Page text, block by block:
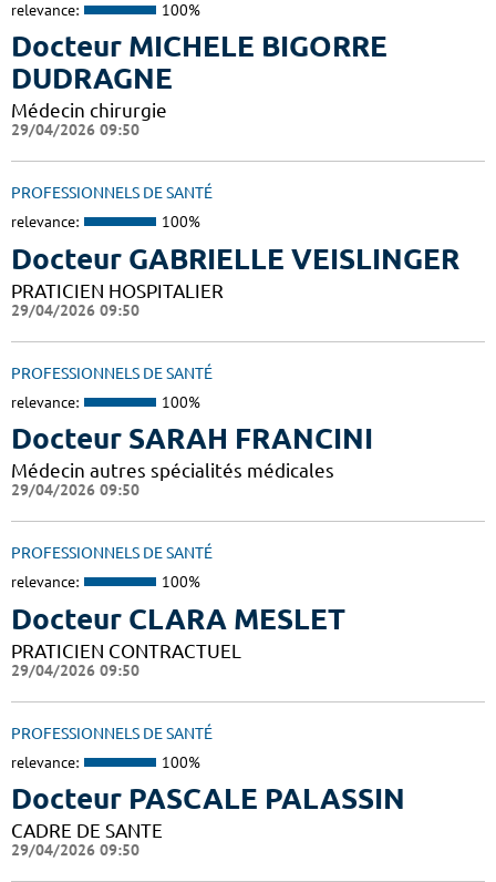
relevance: 100%
Docteur MICHELE BIGORRE
DUDRAGNE
Médecin chirurgie
29/04/2026 09:50
PROFESSIONNELS DE SANTÉ
relevance: 100%
Docteur GABRIELLE VEISLINGER
PRATICIEN HOSPITALIER
29/04/2026 09:50
PROFESSIONNELS DE SANTÉ
relevance: 100%
Docteur SARAH FRANCINI
Médecin autres spécialités médicales
29/04/2026 09:50
PROFESSIONNELS DE SANTÉ
relevance: 100%
Docteur CLARA MESLET
PRATICIEN CONTRACTUEL
29/04/2026 09:50
PROFESSIONNELS DE SANTÉ
relevance: 100%
Docteur PASCALE PALASSIN
CADRE DE SANTE
29/04/2026 09:50